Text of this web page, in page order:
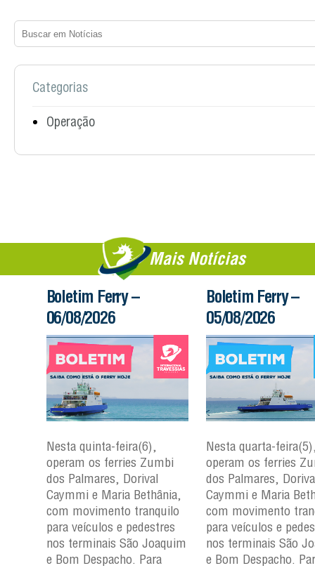
Categorias
Operação
Mais Notícias
Boletim Ferry –
06/08/2026
Nesta quinta-feira(6),
operam os ferries Zumbi
dos Palmares, Dorival
Caymmi e Maria Bethânia,
com movimento tranquilo
para veículos e pedestres
nos terminais São Joaquim
e Bom Despacho. Para
Boletim Ferry –
05/08/2026
Nesta quarta-
operam os ferries
dos Palmares,
Caymmi e Maria
com movimento
para veículos e
nos terminais São
e Bom Despacho.